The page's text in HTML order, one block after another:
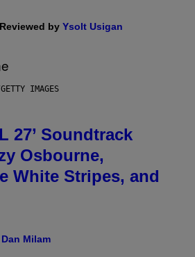
by Ysolt Usigan
IMAGES
27’ Soundtrack
Osbourne,
White Stripes, and
Dan Milam